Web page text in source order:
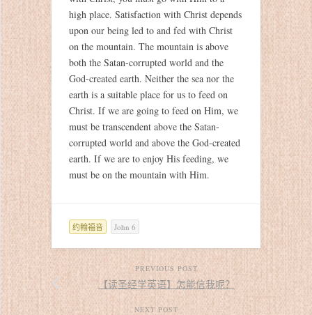
high place. Satisfaction with Christ depends
upon our being led to and fed with Christ
on the mountain. The mountain is above
both the Satan-corrupted world and the
God-created earth. Neither the sea nor the
earth is a suitable place for us to feed on
Christ. If we are going to feed on Him, we
must be transcendent above the Satan-
corrupted world and above the God-created
earth. If we are to enjoy His feeding, we
must be on the mountain with Him.
约翰福音 John 6
PREVIOUS POST
【读圣经学英语】怎能信我呢？
NEXT POST